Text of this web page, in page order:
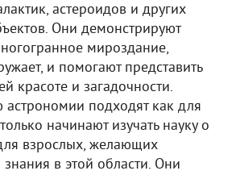
астероидов и других
Они демонстрируют
мироздание,
и помогают представить
красоте и загадочности.
подходят как для
начинают изучать науку о
взрослых, желающих
в этой области. Они